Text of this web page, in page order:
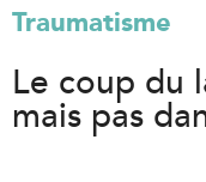
Traumatisme
Le coup du
mais pas